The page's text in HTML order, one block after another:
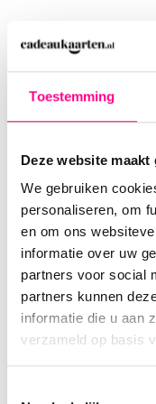
Toestemming
Deze website
We gebruiken
personaliseren, om
en om ons
informatie over uw
partners voor social
partners kunnen
informatie die u aan
verzameld op basis
de website of
locaties kunt vinden.
Als gever van
saldo, met een
De
maken
Wist je dat je bij
mogelijkheid hebt
de ontvanger te
Anderen
Je zit lekker te
dan zie je ineens:
soortgelijke
ook inspireren